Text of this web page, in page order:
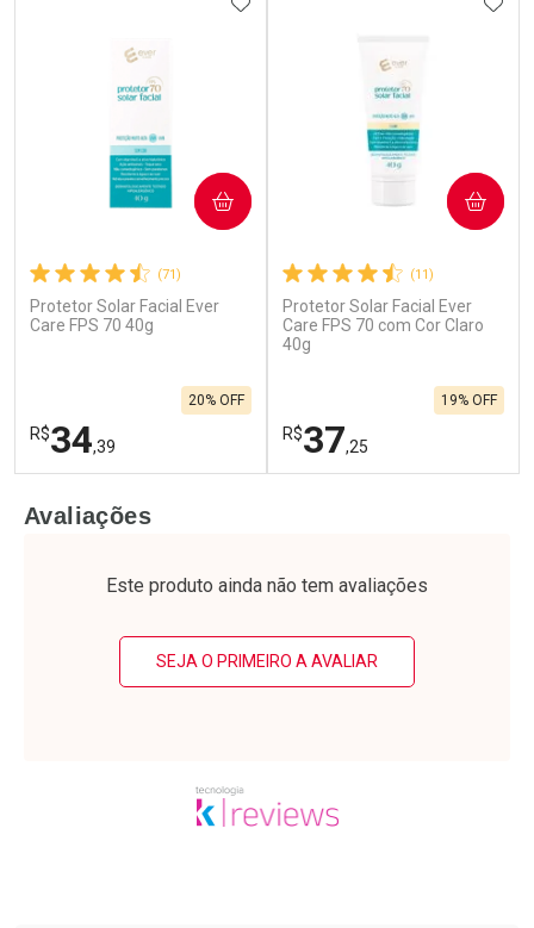
(71)
Protetor Solar Facial Ever
Care FPS 70 40g
R$34,39
20% OFF
COMPRAR
Laboratório
Por Menos
(11)
Protetor Solar Facial Ever
Care FPS 70 com Cor Claro
40g
R$37,25
19% OFF
COMPRAR
Laboratório
Por Menos
Avaliações
Este produto ainda não tem avaliações
SEJA O PRIMEIRO A AVALIAR